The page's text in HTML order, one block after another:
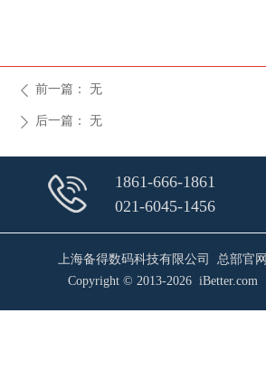
ꄴ 前一篇： 无
ꄲ 后一篇： 无
上海备得数码科技有限公司 总部官网
Copyright © 2013-2026 iBetter.com
1861-666-1861
021-6045-1456